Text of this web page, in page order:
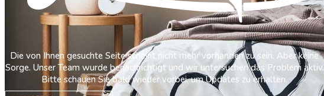
Die von Ihnen gesuchte Seite scheint nicht mehr vorhanden zu sein. Aber keine
Sorge. Unser Team wurde benachrichtigt und wir untersuchen das Problem aktiv.
Bitte schauen Sie bald wieder vorbei, um Updates zu erhalten.